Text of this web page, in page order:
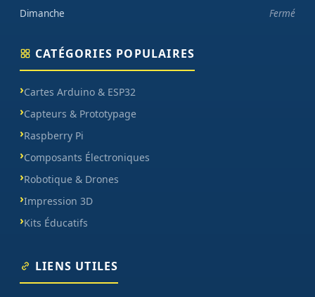
Dimanche
Fermé
CATÉGORIES POPULAIRES
Cartes Arduino & ESP32
Capteurs & Prototypage
Raspberry Pi
Composants Électroniques
Robotique & Drones
Impression 3D
Kits Éducatifs
LIENS UTILES